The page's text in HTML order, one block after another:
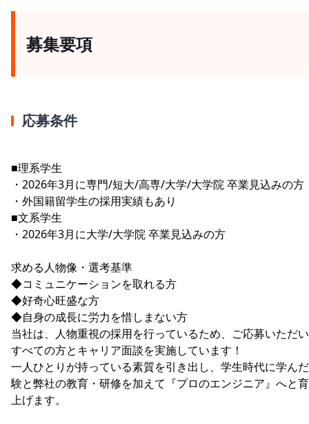
募集要項
応募条件
■理系学生
・2026年3月に専門/短大/高専/大学/大学院 卒業見込みの方
・外国籍留学生の採用実績もあり
■文系学生
・2026年3月に大学/大学院 卒業見込みの方
求める人物像・選考基準
◆コミュニケーションを取れる方
◆好奇心旺盛な方
◆自身の成長に労力を惜しまない方
当社は、人物重視の採用を行っているため、ご応募いただ
すべての方とキャリア面談を実施しています！
一人ひとりが持っている素質を引き出し、学生時代に学ん
験と弊社の教育・研修を加えて『プロのエンジニア』へと
上げます。